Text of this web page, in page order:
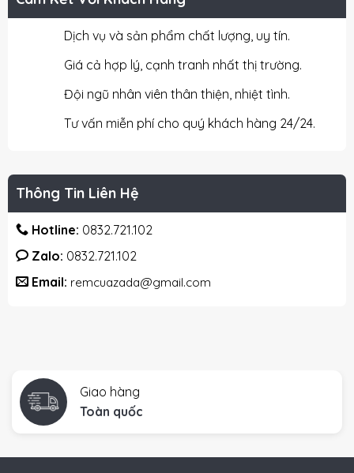
Dịch vụ và sản phẩm chất lượng, uy tín.
Giá cả hợp lý, cạnh tranh nhất thị trường.
Đội ngũ nhân viên thân thiện, nhiệt tình.
Tư vấn miễn phí cho quý khách hàng 24/24.
Thông Tin Liên Hệ
Hotline: 0832.721.102
Zalo: 0832.721.102
Email: remcuazada@gmail.com
Giao hàng
Toàn quốc